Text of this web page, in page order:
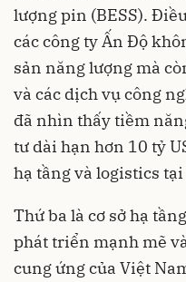
lượng pin (BESS).
các công ty Ấn Độ
sản năng lượng mà
và các dịch vụ công
đã nhìn thấy tiềm
tư dài hạn hơn 10 tỷ
hạ tầng và logistics
Thứ ba là cơ sở hạ
phát triển mạnh mẽ
cung ứng của Việt